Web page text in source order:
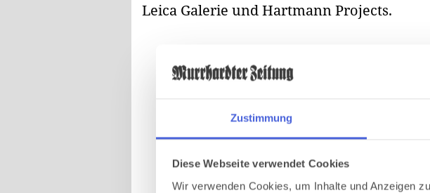
Zustimmung
Diese Webseite verwendet Cookies
Wir verwenden Cookies, um Inhalte und Anzeigen
Leica Galerie und Hartmann Projects.